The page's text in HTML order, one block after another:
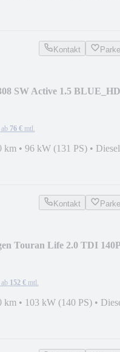
Kontakt
SW Active 1.5
76 € mtl.
km • 96 kW (131 PS) • Diesel
Kontakt
Touran Life 2.0 TDI
152 € mtl.
km • 103 kW (140 PS) •